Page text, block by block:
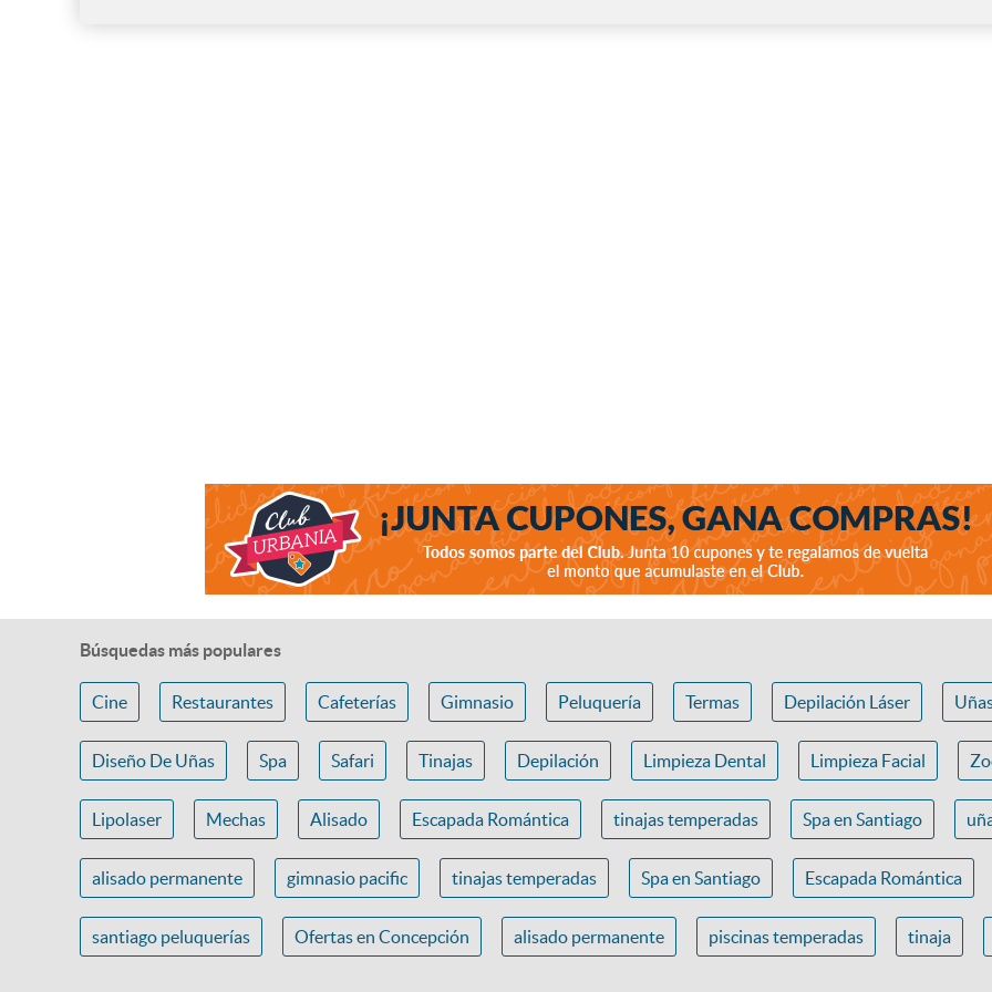
Búsquedas más populares
Cine Restaurantes Cafeterías Gimnasio Peluquería Termas Depilación Láser
Diseño De Uñas Spa Safari Tinajas Depilación Limpieza Dental Limpieza Facial
Lipolaser Mechas Alisado Escapada Romántica tinajas temperadas Spa en Santiago
alisado permanente gimnasio pacific tinajas temperadas Spa en Santiago Escapada Romántica
santiago peluquerías Ofertas en Concepción alisado permanente piscinas temperadas tinaja